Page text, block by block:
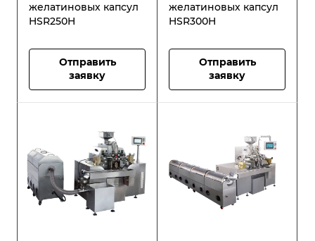
желатиновых капсул
HSR250H
Отправить
заявку
желатиновых капсул
HSR300H
Отправить
заявку